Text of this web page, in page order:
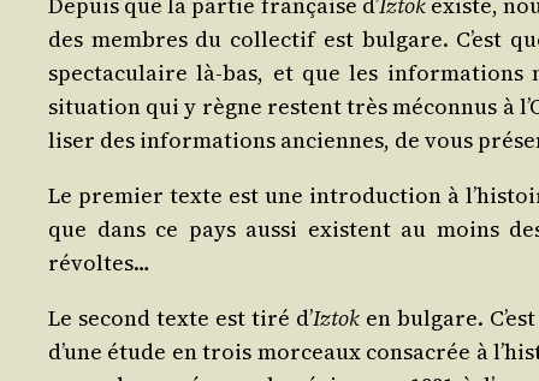
des membres du col­lec­tif est bul­gare. C’est
spec­ta­cu­laire là-bas, et que les
situa­tion qui y règne res­tent très mécon­nus à
li­ser des infor­ma­tions anciennes, de vous
Le pre­mier texte est une intro­duc­tion à
que dans ce pays aus­si existent au moins
révoltes…
Le second texte est tiré d’Iztok en bul­gare.
d’une étude en trois mor­ceaux consa­crée à